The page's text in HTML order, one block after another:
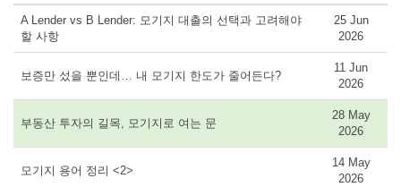
A Lender vs B Lender: 모기지 대출의 선택과 고려해야
할 사항
25 Jun
2026
보증만 섰을 뿐인데… 내 모기지 한도가 줄어든다?
11 Jun
2026
부동산 투자의 길목, 모기지로 여는 문
28 May
2026
모기지 용어 정리 <2>
14 May
2026